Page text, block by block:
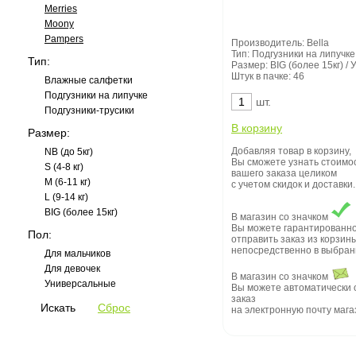
Производитель: Bella
Тип: Подгузники на липучке
Размер: BIG (более 15кг) /
Штук в пачке: 46
шт.
Добавляя товар в корзину,
Вы сможете узнать
вашего заказа целиком
с учетом скидок и доставки.
В магазин со значком
Вы можете
отправить заказ из
непосредственно в
В магазин со значком
Вы можете автоматически
заказ
на электронную почту
Merries
Moony
Pampers
Тип:
Влажные салфетки
Подгузники на липучке
Подгузники-трусики
Размер:
NB (до 5кг)
S (4-8 кг)
M (6-11 кг)
L (9-14 кг)
BIG (более 15кг)
Пол:
Для мальчиков
Для девочек
Универсальные